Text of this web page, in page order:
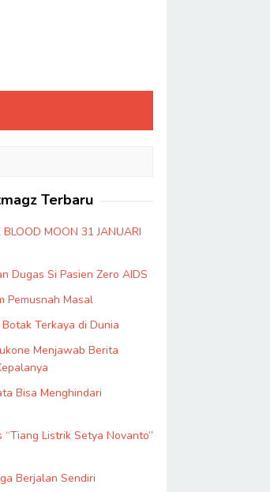
Terbaru
BLOOD MOON 31 JANUARI
Dugas Si Pasien Zero AIDS
Pemusnah Masal
Terkaya di Dunia
Menjawab Berita
Bisa Menghindari
“Tiang Listrik Setya Novanto”
Berjalan Sendiri